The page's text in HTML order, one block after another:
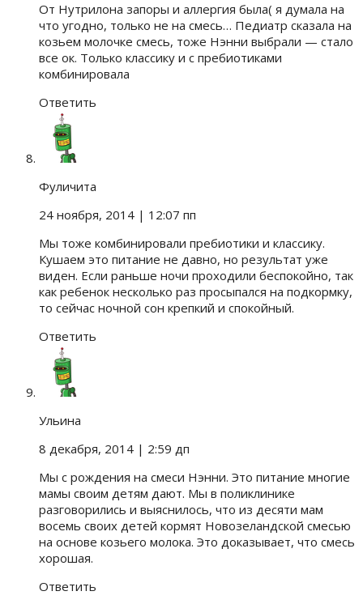
От Нутрилона запоры и аллергия была( я думала на
что угодно, только не на смесь… Педиатр сказала на
козьем молочке смесь, тоже Нэнни выбрали — стало
все ок. Только классику и с пребиотиками
комбинировала
Ответить
Фуличита
24 ноября, 2014 | 12:07 пп
Мы тоже комбинировали пребиотики и классику.
Кушаем это питание не давно, но результат уже
виден. Если раньше ночи проходили беспокойно, так
как ребенок несколько раз просыпался на подкормку,
то сейчас ночной сон крепкий и спокойный.
Ответить
Ульина
8 декабря, 2014 | 2:59 дп
Мы с рождения на смеси Нэнни. Это питание многие
мамы своим детям дают. Мы в поликлинике
разговорились и выяснилось, что из десяти мам
восемь своих детей кормят Новозеландской смесью
на основе козьего молока. Это доказывает, что смесь
хорошая.
Ответить